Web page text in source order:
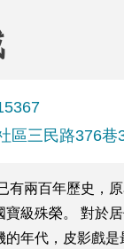
區三民路376巷
有兩百年歷史，
級殊榮。 對於
年代，皮影戲